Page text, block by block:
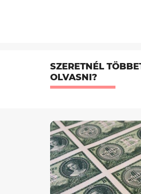
SZERETNÉL
OLVASNI?